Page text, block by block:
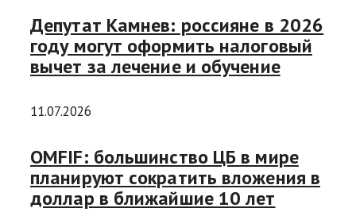
Депутат Камнев: россияне в 2026
году могут оформить налоговый
вычет за лечение и обучение
11.07.2026
OMFIF: большинство ЦБ в мире
планируют сократить вложения в
доллар в ближайшие 10 лет